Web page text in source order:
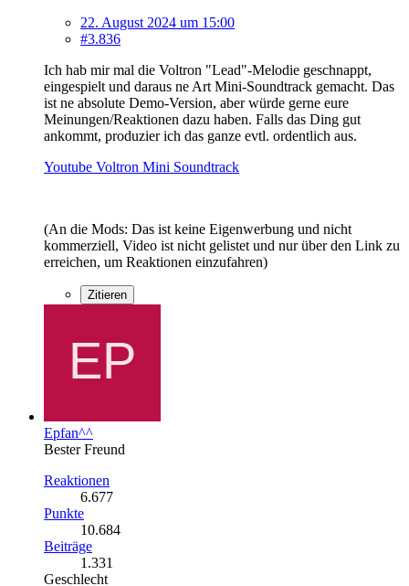
22. August 2024 um 15:00
#3.836
Ich hab mir mal die Voltron "Lead"-Melodie geschnappt,
eingespielt und daraus ne Art Mini-Soundtrack gemacht. Das
ist ne absolute Demo-Version, aber würde gerne eure
Meinungen/Reaktionen dazu haben. Falls das Ding gut
ankommt, produzier ich das ganze evtl. ordentlich aus.
Youtube Voltron Mini Soundtrack
(An die Mods: Das ist keine Eigenwerbung und nicht
kommerziell, Video ist nicht gelistet und nur über den Link zu
erreichen, um Reaktionen einzufahren)
Zitieren
Epfan^^
Bester Freund
Reaktionen
6.677
Punkte
10.684
Beiträge
1.331
Geschlecht